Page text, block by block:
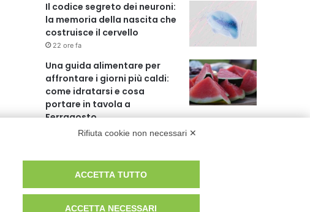
Il codice segreto dei neuroni:
la memoria della nascita che
costruisce il cervello
22 ore fa
Una guida alimentare per
affrontare i giorni più caldi:
come idratarsi e cosa
portare in tavola a
Ferragosto
1 giorno fa
Locale di Cinisello Balsamo fa
scuola
1 giorno fa
Rifiuta cookie non necessari ✕
ACCETTA TUTTO
ACCETTA NECESSARI